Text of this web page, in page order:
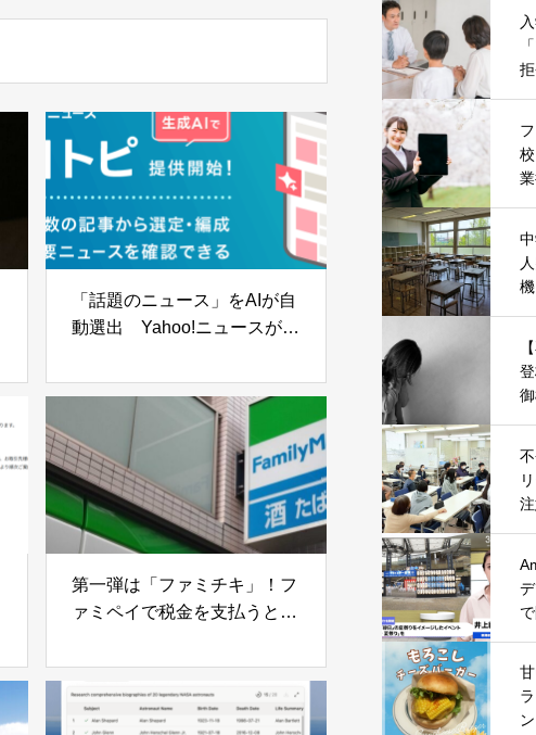
「話題のニュース」をAIが自
動選出 Yahoo!ニュースが新
第一弾は「ファミチキ」！フ
ァミペイで税金を支払うと無
ーン開始！ ５月1日から